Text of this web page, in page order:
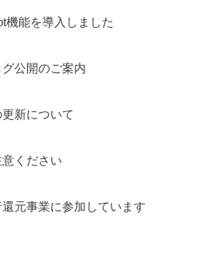
機能を導入しました
グ公開のご案内
新について
意ください
元事業に参加しています